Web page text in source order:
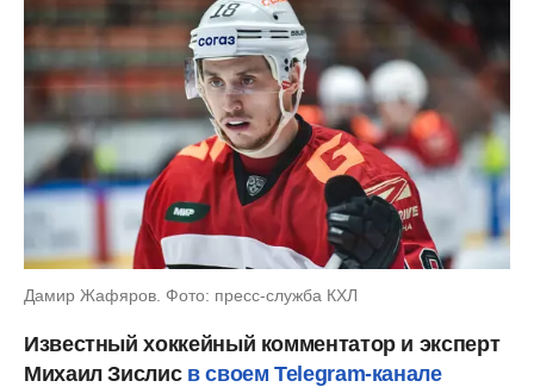
Дамир Жафяров. Фото: пресс-служба КХЛ
Известный хоккейный комментатор и эксперт
Михаил Зислис в своем Telegram-канале